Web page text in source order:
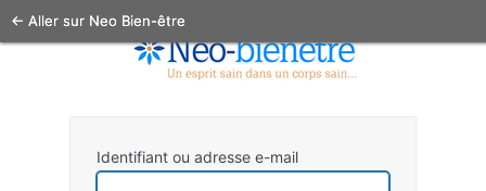
Identifiant ou adresse e-mail
← Aller sur Neo Bien-être